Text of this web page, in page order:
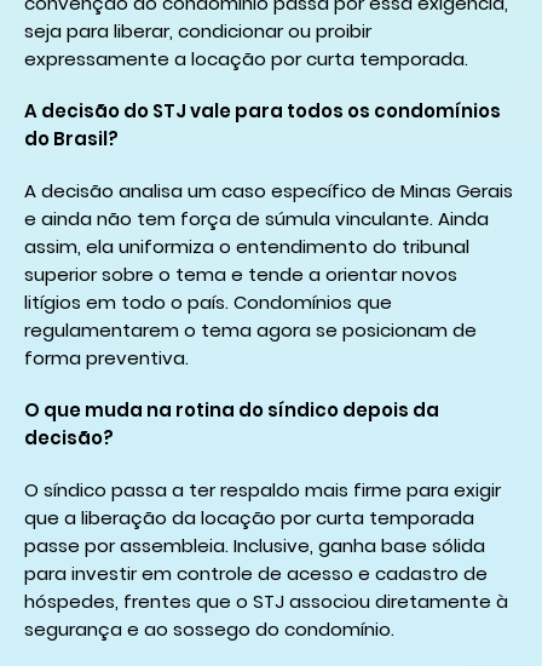
seja para liberar, condicionar ou proibir
expressamente a locação por curta temporada.
A decisão do STJ vale para todos os condomínios
do Brasil?
A decisão analisa um caso específico de Minas Gerais
e ainda não tem força de súmula vinculante. Ainda
assim, ela uniformiza o entendimento do tribunal
superior sobre o tema e tende a orientar novos
litígios em todo o país. Condomínios que
regulamentarem o tema agora se posicionam de
forma preventiva.
O que muda na rotina do síndico depois da
decisão?
O síndico passa a ter respaldo mais firme para exigir
que a liberação da locação por curta temporada
passe por assembleia. Inclusive, ganha base sólida
para investir em controle de acesso e cadastro de
hóspedes, frentes que o STJ associou diretamente à
segurança e ao sossego do condomínio.